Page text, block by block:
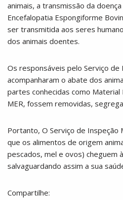
animais, a transmissão da doença
Encefalopatia Espongiforme
ser transmitida aos seres
dos animais doentes.
Os responsáveis pelo Serviço de
acompanharam o abate dos
partes conhecidas como Material
MER, fossem removidas,
Portanto, O Serviço de Inspeção
que os alimentos de origem
pescados, mel e ovos) cheguem
salvaguardando assim a sua
Compartilhe: